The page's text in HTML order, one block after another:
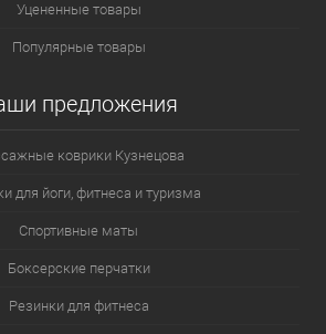
Уцененные товары
Популярные товары
предложения
коврики Кузнецова
для йоги, фитнеса и туризма
Спортивные маты
Боксерские перчатки
Резинки для фитнеса